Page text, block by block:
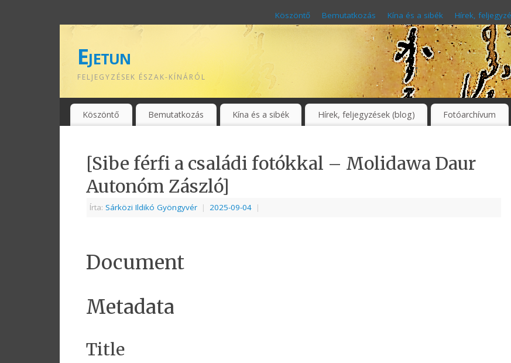
Köszöntő Bemutatkozás Kína és a sibék Hírek,
Ejetun
FELJEGYZÉSEK ÉSZAK-KÍNÁRÓL
Köszöntő Bemutatkozás Kína és a sibék Hírek, feljegyzések (blog) Fotóarchívum
[Sibe férfi a családi fotókkal – Molidawa Daur
Autonóm Zászló]
Írta: Sárközi Ildikó Gyöngyvér | 2025-09-04 |
Document
Metadata
Title